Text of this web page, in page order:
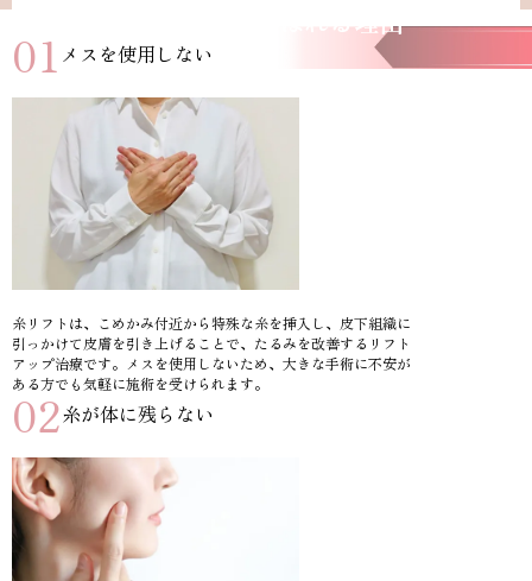
糸リフトが選ばれる理由
01 メスを使用しない
糸リフトは、こめかみ付近から特殊な糸を挿入し、皮下組織に
引っかけて皮膚を引き上げることで、たるみを改善するリフト
アップ治療です。メスを使用しないため、大きな手術に不安が
ある方でも気軽に施術を受けられます。
02糸が体に残らない